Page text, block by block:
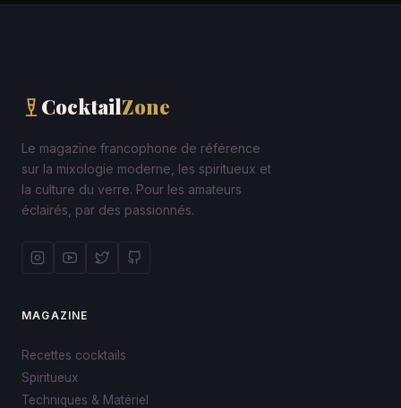
CocktailZone
Le magazine francophone de référence
sur la mixologie moderne, les spiritueux et
la culture du verre. Pour les amateurs
éclairés, par des passionnés.
MAGAZINE
Recettes cocktails
Spiritueux
Techniques & Matériel